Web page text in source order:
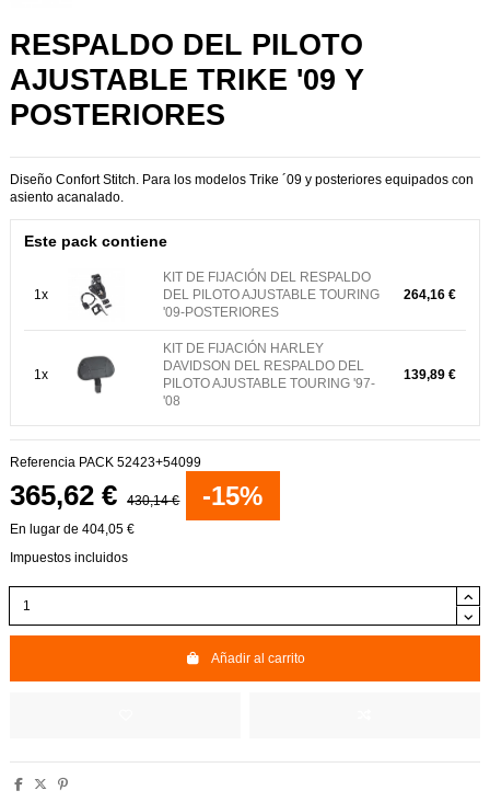
RESPALDO DEL PILOTO
AJUSTABLE TRIKE '09 Y
POSTERIORES
Diseño Confort Stitch. Para los modelos Trike ´09 y posteriores equipados con
asiento acanalado.
Este pack contiene
1x
KIT DE FIJACIÓN DEL RESPALDO
DEL PILOTO AJUSTABLE TOURING
'09-POSTERIORES
264,16 €
1x
KIT DE FIJACIÓN HARLEY
DAVIDSON DEL RESPALDO DEL
PILOTO AJUSTABLE TOURING '97-
'08
139,89 €
Referencia PACK 52423+54099
365,62 € 430,14 € -15%
En lugar de 404,05 €
Impuestos incluidos
Añadir al carrito